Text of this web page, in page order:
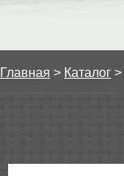
Главная > Каталог >